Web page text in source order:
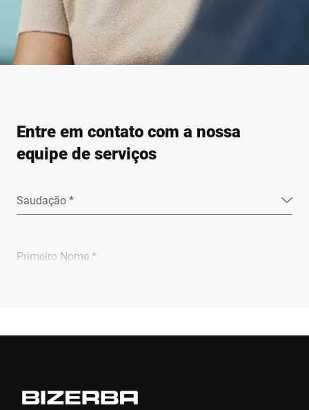
Entre em contato com a nossa
equipe de serviços
Saudação *
Primeiro Nome *